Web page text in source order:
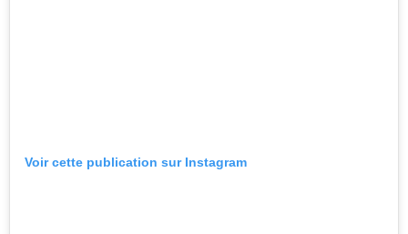
Voir cette publication sur Instagram